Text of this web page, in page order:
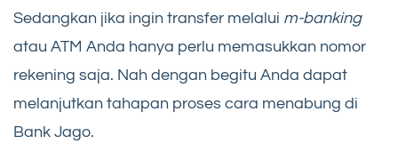
Sedangkan jika ingin transfer melalui m-banking
atau ATM Anda hanya perlu memasukkan nomor
rekening saja. Nah dengan begitu Anda dapat
melanjutkan tahapan proses cara menabung di
Bank Jago.